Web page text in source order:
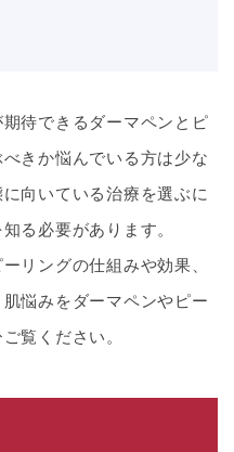
待できるダーマペンとピ
きか悩んでいる方は少な
向いている治療を選ぶに
る必要があります。
リングの仕組みや効果、
悩みをダーマペンやピー
覧ください。